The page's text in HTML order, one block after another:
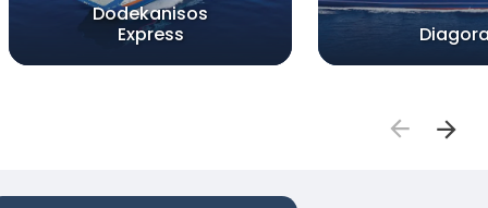
Dodekanisos
Express